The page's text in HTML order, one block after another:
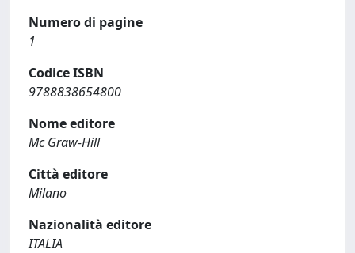
Numero di pagine
1
Codice ISBN
9788838654800
Nome editore
Mc Graw-Hill
Città editore
Milano
Nazionalità editore
ITALIA